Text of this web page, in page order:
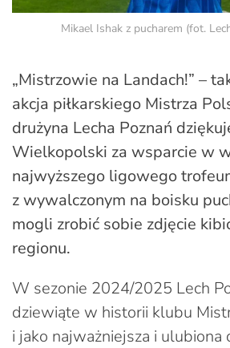
Mikael Ishak z pucharem (fot.
„Mistrzowie na Landach!” –
akcja piłkarskiego Mistrza
drużyna Lecha Poznań
Wielkopolski za wsparcie w
najwyższego ligowego
z wywalczonym na boisku
mogli zrobić sobie zdjęcie
regionu.
W sezonie 2024/2025 Lech
dziewiąte w historii klubu
i jako najważniejsza i ulubiona